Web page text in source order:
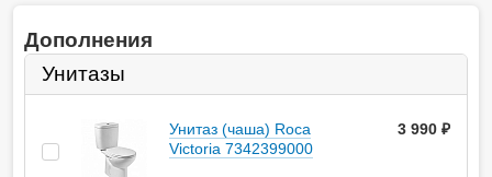
Дополнения
Унитазы
Унитаз (чаша) Roca
Victoria 7342399000
3 990